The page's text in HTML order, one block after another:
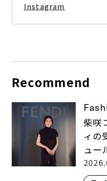
Instagram
Recommend
柴咲
ィの
ュー